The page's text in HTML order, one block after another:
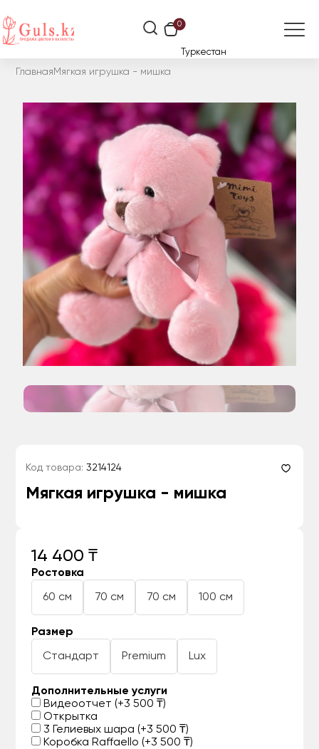
0
Туркестан
Главная Мягкая игрушка - мишка
Код товара: 3214124
Мягкая игрушка - мишка
14 400 ₸
Ростовка
60 см 70 см 70 см 100 см
Размер
Стандарт Premium Lux
Дополнительные услуги
Видеоотчет (+3 500 ₸)
Открытка
3 Гелиевых шара (+3 500 ₸)
Коробка Raffaello (+3 500 ₸)